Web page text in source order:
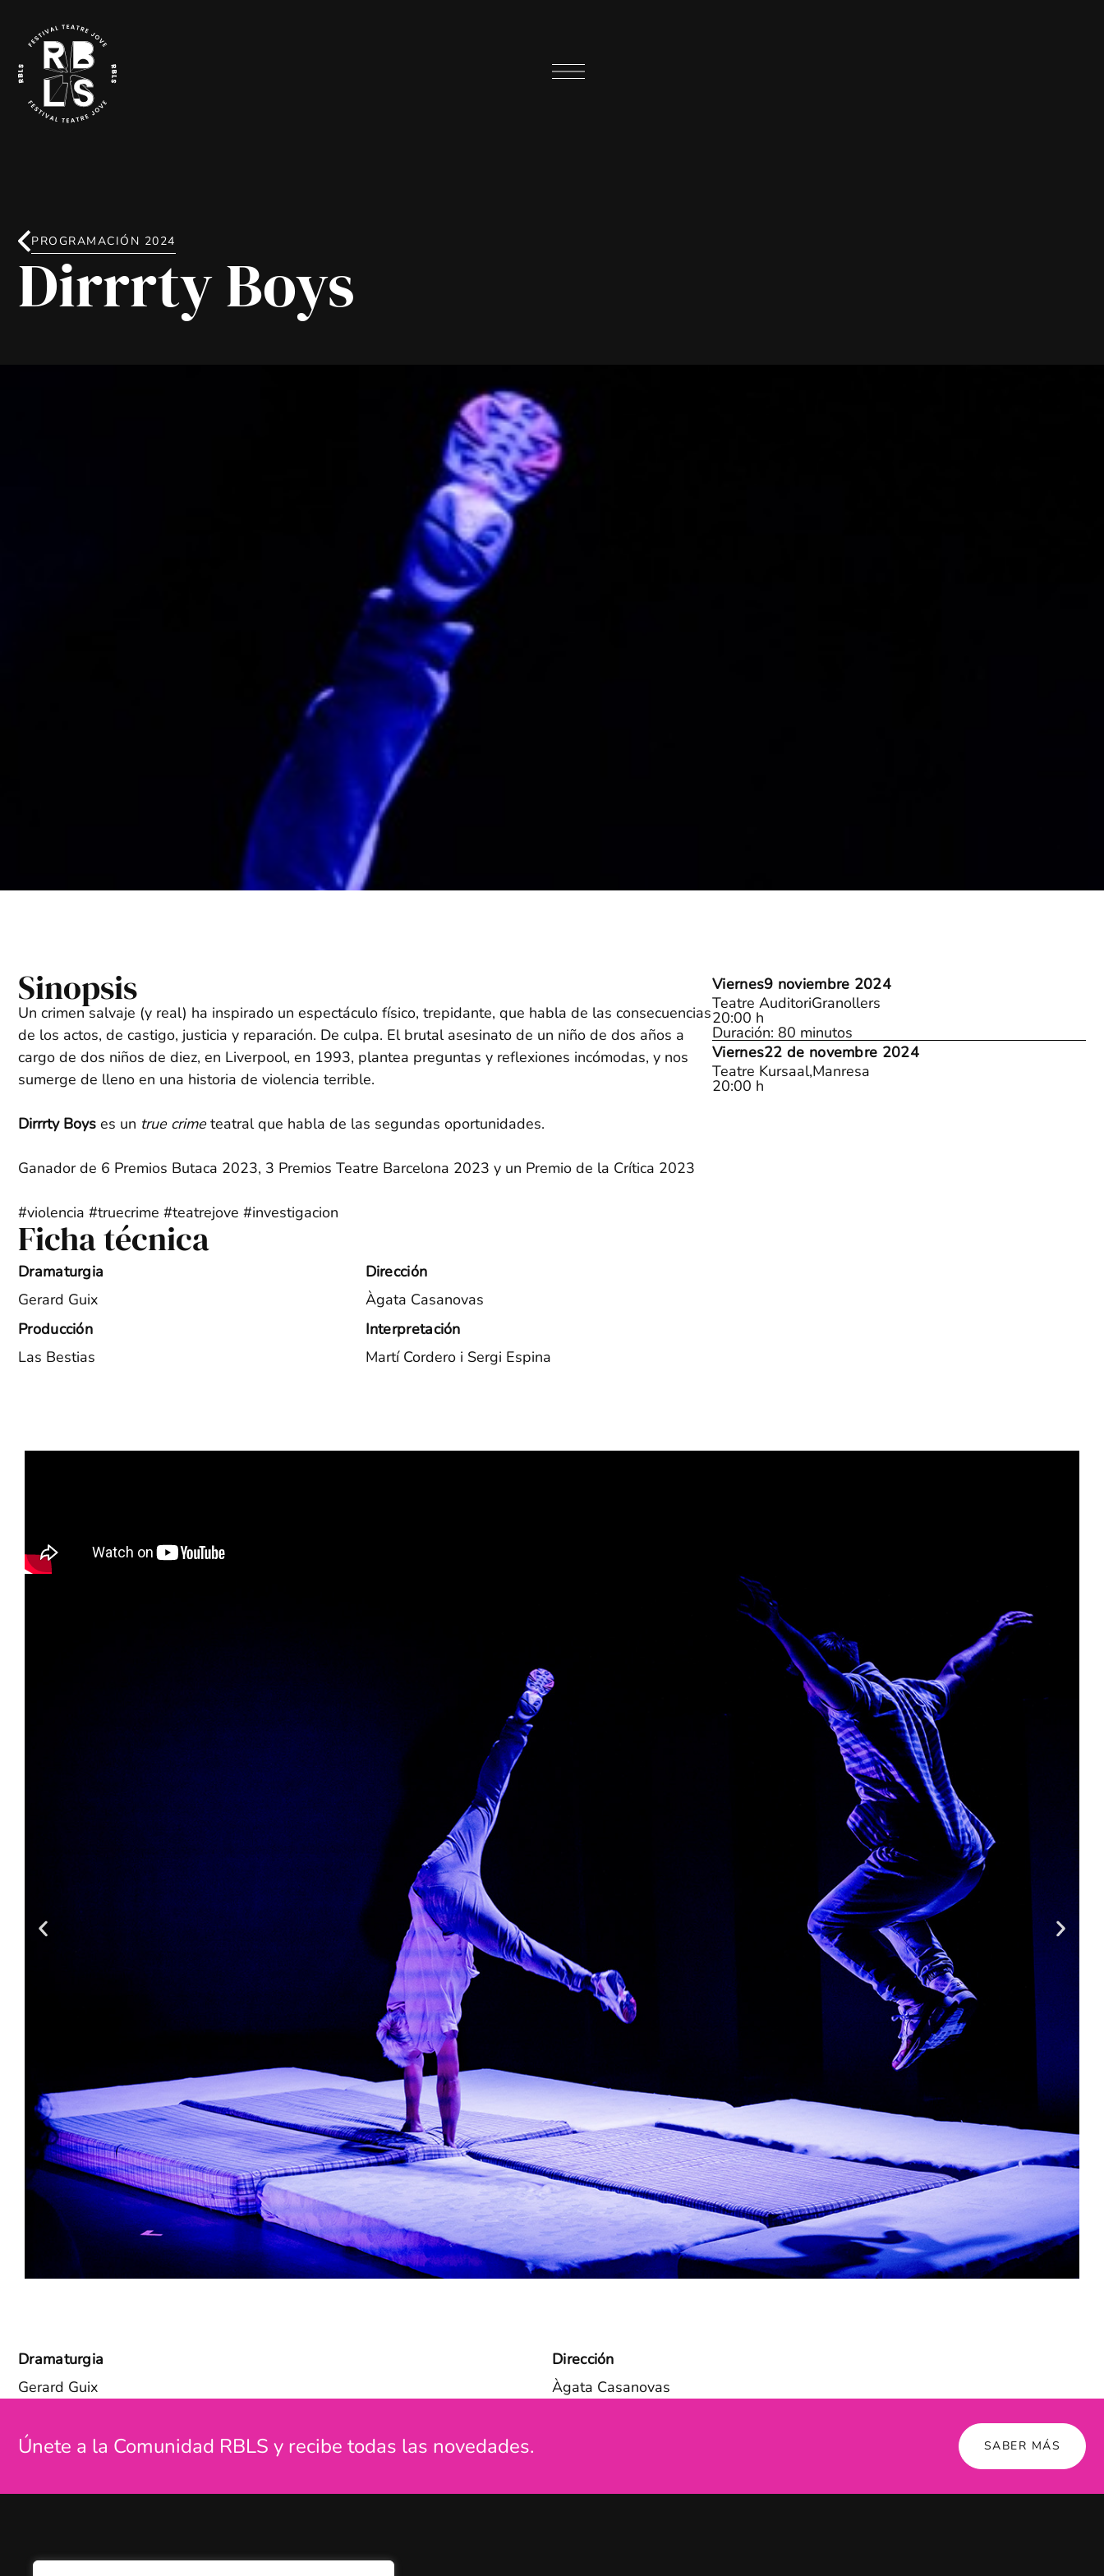
PROGRAMACIÓN 2024
Dirrrty Boys
Sinopsis
Un crimen salvaje (y real) ha inspirado un espectáculo físico, trepidante, que habla de las consecuencias
de los actos, de castigo, justicia y reparación. De culpa. El brutal asesinato de un niño de dos años a
cargo de dos niños de diez, en Liverpool, en 1993, plantea preguntas y reflexiones incómodas, y nos
sumerge de lleno en una historia de violencia terrible.
Dirrrty Boys es un true crimeteatral que habla de las segundas oportunidades.
Ganador de 6 Premios Butaca 2023, 3 Premios Teatre Barcelona 2023 y un Premio de la Crítica 2023
#violencia #truecrime #teatrejove #investigacion
Ficha técnica
Dramaturgia
Gerard Guix
Dirección
Àgata Casanovas
Producción
Las Bestias
Interpretación
Martí Cordero i Sergi Espina
Viernes9 noviembre 2024
Teatre AuditoriGranollers
20:00 h
Duración: 80 minutos
Viernes22 de novembre 2024
Teatre Kursaal,Manresa
20:00 h
Dramaturgia
Gerard Guix
Dirección
Àgata Casanovas
Únete a la Comunidad RBLS y recibe todas las novedades. SABER MÁS